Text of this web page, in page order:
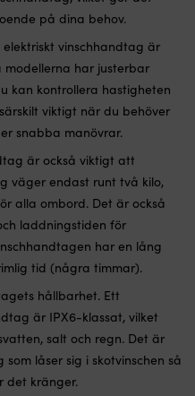
på dina behov.
vinschhandtag är
modellerna har justerbar
kan kontrollera hastigheten
viktigt när du behöver
snabba manövrar.
är också viktigt att
väger endast runt två kilo,
alla ombord. Det är också
laddningstiden för
har en lång
tid (några timmar).
hållbarhet. Ett
är IPX6-klassat, vilket
salt och regn. Det är
låser sig i skotvinschen så
det kränger.